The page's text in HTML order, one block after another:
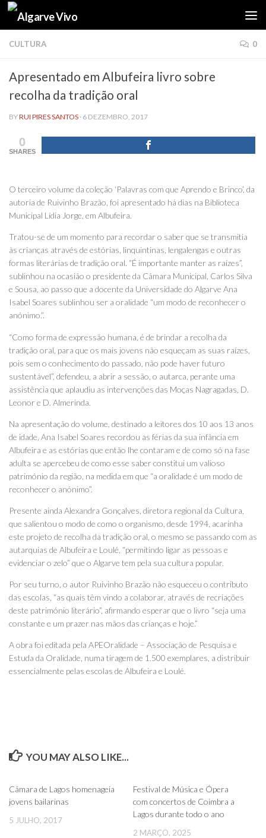
Skip to content
CULTURA 0
Apresentado em Albufeira livro sobre
recolha da tradição oral
BYRUI PIRES SANTOS · 6 DEZEMBRO, 2017
0
SHARES
O terceiro volume da coleção ‘Palavras com que Aprendo e Brinco’, da
autoria de Ruivinho Brazão, foi apresentado há dias na Biblioteca
Municipal Lídia Jorge, em Albufeira.
Tratou-se de um momento para recordar o saber que se transmitia
às crianças através de estórias, linquintinas, lengalengas e outras
formas literárias de tradição oral. “É importante manter as raízes”,
sublinhou na ocasião o presidente da Câmara Municipal, Carlos Silva
e Sousa, ao passo que a docente da Universidade do Algarve Ana
Isabel Soares sublinhou ser a oralidade “um modo de reconhecer o
anónimo.”.
“Como forma de expressão humana, é de brindar a recolha da
tradição oral, para que os mais jovens não esqueçam as suas raízes,
pois sem o conhecimento do passado, não pode haver futuro
sustentável”, defendeu, a abrir a sessão, o autarca, perante uma
assistência que aplaudiu as intervenções das Moças Nagragadas, D.
Leonor e D. Almerinda.
Na apresentação do volume, destinado a leitores dos 10 aos 13 anos
de idade, Ana Isabel Soares recordou as férias da sua infância em
Albufeira e as estórias que então lhe contaram e de como só na fase
adulta se apercebeu de como esse saber constitui um valioso
património da região, na medida em que “a oralidade é um modo de
reconhecer o anónimo”.
Presente ainda Alexandra Gonçalves, diretora regional da Cultura,
que salientou o modo de como o organismo, desde 1994, acarinha
este projeto de recolha da tradição oral, o mesmo se passando com as
autarquias de Albufeira e Loulé, “permitindo ligar as pessoas e
evidenciar o zelo” que o Algarve tem pela sua cultura popular.
Por seu turno, o autor Ruivinho Brazão não esqueceu o contributo
das escolas, “as quais têm vindo a colaborar, através de recriações
deste património literário”, afirmando esperar que o livro “seja uma
constante e um prazer nas mãos das crianças e hoje.”
A obra foi editada pela APEOralidade – Associação de Pesquisa e
Estuda da Oralidade, numa tiragem de 1.500 exemplares, a distribuir
essencialmente pelas escolas de Albufeira e Loulé.
YOU MAY ALSO LIKE...
Câmara de Lagos homenageia
jovens bailarinas
5 JULHO, 2017
Festival de Música e Ópera
com concertos de Coimbra a
Lagos durante todo o ano
2 MARÇO, 2025